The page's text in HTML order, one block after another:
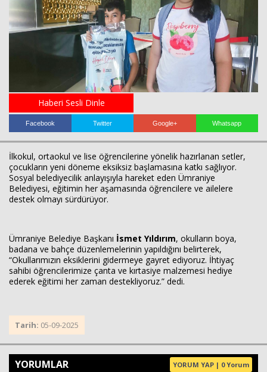
Haberi Sesli Dinle
Facebook Twitter Google+ Whatsapp
İlkokul, ortaokul ve lise öğrencilerine yönelik hazırlanan setler,
çocukların yeni döneme eksiksiz başlamasına katkı sağlıyor.
Sosyal belediyecilik anlayışıyla hareket eden Ümraniye
Belediyesi, eğitimin her aşamasında öğrencilere ve ailelere
destek olmayı sürdürüyor.
Ümraniye Belediye Başkanı İsmet Yıldırım, okulların boya,
badana ve bahçe düzenlemelerinin yapıldığını belirterek,
“Okullarımızın eksiklerini gidermeye gayret ediyoruz. İhtiyaç
sahibi öğrencilerimize çanta ve kırtasiye malzemesi hediye
ederek eğitimi her zaman destekliyoruz.” dedi.
Tarih: 05-09-2025
YORUMLAR YORUM YAP | 0 Yorum
KÜNYE
İLETİŞİM
Haberin Doğru Adresi.